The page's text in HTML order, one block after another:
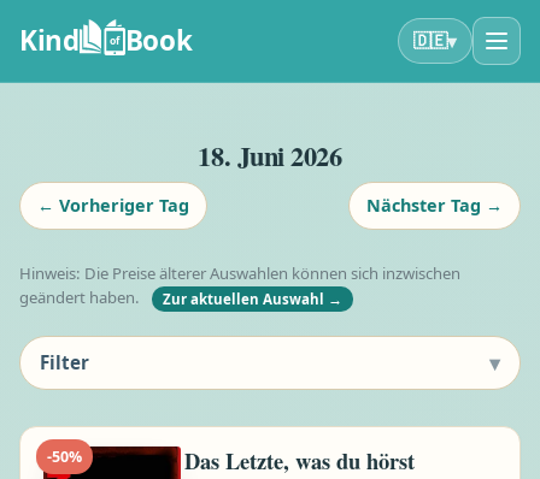
Kind of Book 🇩🇪▾
← Vorheriger Tag
18. Juni 2026
Nächster Tag →
Hinweis: Die Preise älterer Auswahlen können sich inzwischen
geändert haben.
Zur aktuellen Auswahl →
-50% Das Letzte, was du hörst
Filter ▾